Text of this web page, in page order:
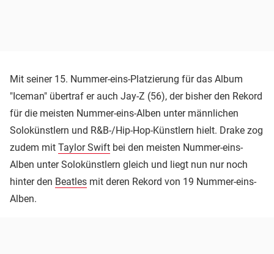
Mit seiner 15. Nummer-eins-Platzierung für das Album
"Iceman" übertraf er auch Jay-Z (56), der bisher den Rekord
für die meisten Nummer-eins-Alben unter männlichen
Solokünstlern und R&B-/Hip-Hop-Künstlern hielt. Drake zog
zudem mit Taylor Swift bei den meisten Nummer-eins-
Alben unter Solokünstlern gleich und liegt nun nur noch
hinter den Beatles mit deren Rekord von 19 Nummer-eins-
Alben.